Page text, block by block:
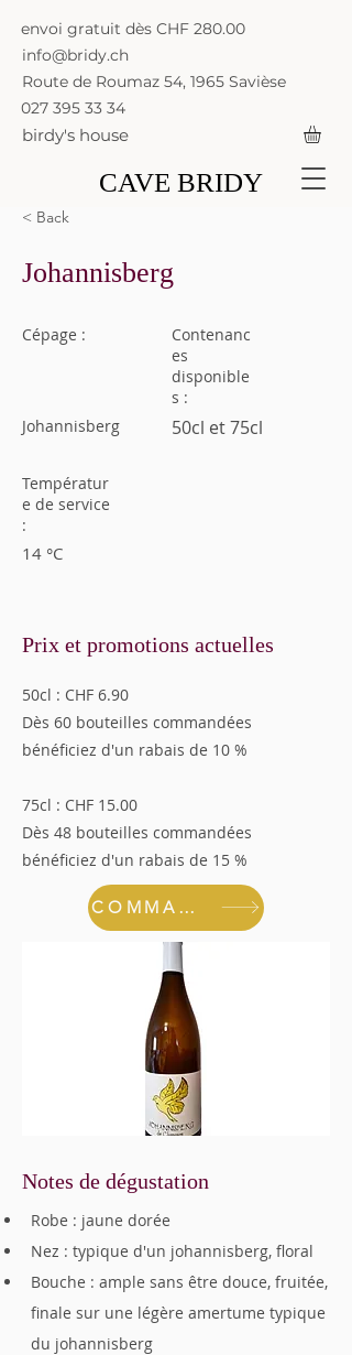
CAVE BRIDY
envoi gratuit dès CHF 280.00
027 395 33 34
Route de Roumaz 54, 1965 Savièse
info@bridy.ch
birdy's house
< Back
Johannisberg
Cépage :
Johannisberg
Contenanc
es
disponible
s :
50cl et 75cl
Températur
e de service
:
14 °C
Prix et promotions actuelles
50cl : CHF 6.90
Dès 60 bouteilles commandées
bénéficiez d'un rabais de 10 %
75cl : CHF 15.00
Dès 48 bouteilles commandées
bénéficiez d'un rabais de 15 %
COMMANDER
Notes de dégustation
Robe : jaune dorée
Nez : typique d'un johannisberg, floral
Bouche : ample sans être douce, fruitée,
finale sur une légère amertume typique
du johannisberg